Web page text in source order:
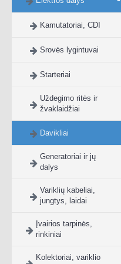
Kamutatoriai, CDI
Srovės lygintuvai
Starteriai
Uždegimo ritės ir
žvaklaidžiai
Davikliai
Generatoriai ir jų
dalys
Variklių kabeliai,
jungtys, laidai
Įvairios tarpinės,
rinkiniai
Kolektoriai, variklio
Į KREPŠELĮ